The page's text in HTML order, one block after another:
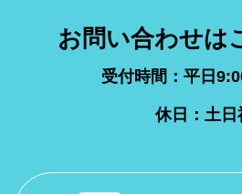
お問い合わせは
受付時間：平日
休日：土日